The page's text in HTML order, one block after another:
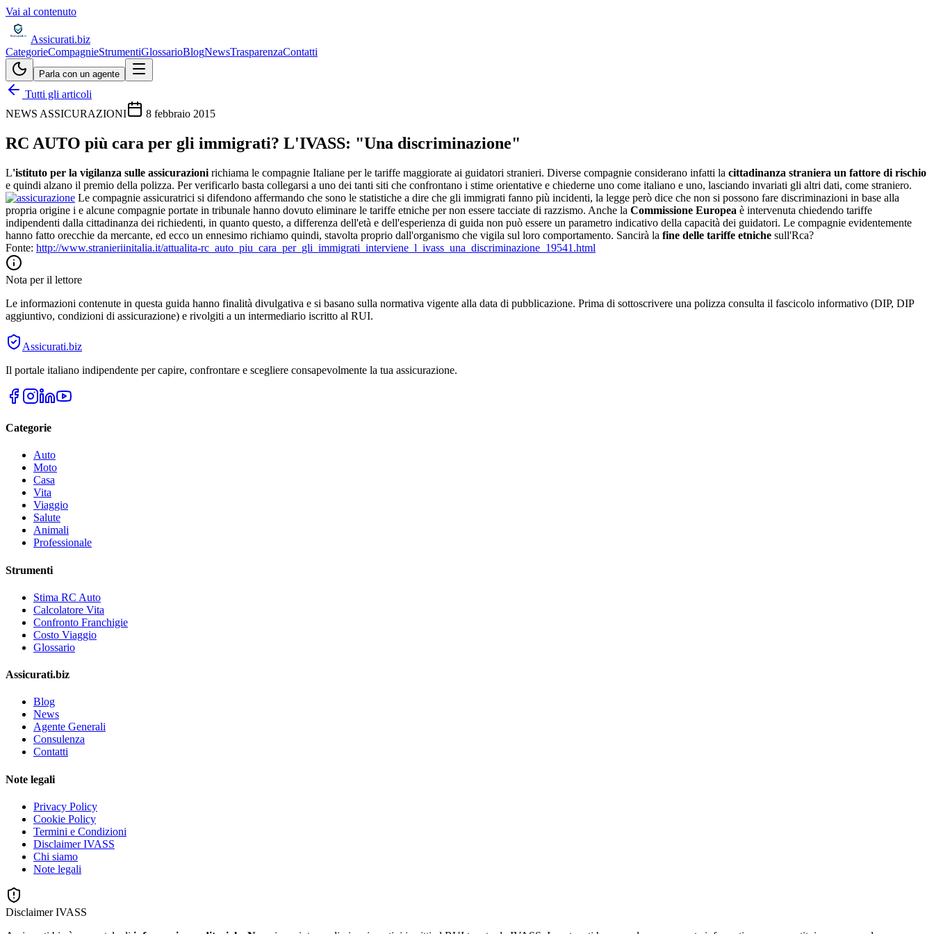
Vai al contenuto
Assicurati.biz
CategorieCompagnieStrumentiGlossarioBlogNewsTrasparenzaContatti
Parla con un agente
Tutti gli articoli
NEWS ASSICURAZIONI
8 febbraio 2015
RC AUTO più cara per gli immigrati? L'IVASS: "Una discriminazione"
L'istituto per la vigilanza sulle assicurazioni richiama le compagnie Italiane per le tariffe maggiorate ai guidatori stranieri. Diverse compagnie considerano infatti la cittadinanza straniera un fattore di rischio
e quindi alzano il premio della polizza. Per verificarlo basta collegarsi a uno dei tanti siti che confrontano i stime orientative e chiederne uno come italiano e uno, lasciando invariati gli altri dati, come straniero.
Le compagnie assicuratrici si difendono affermando che sono le statistiche a dire che gli immigrati fanno più incidenti, la legge però dice che non si possono fare discriminazioni in base alla
propria origine i e alcune compagnie portate in tribunale hanno dovuto eliminare le tariffe etniche per non essere tacciate di razzismo. Anche la Commissione Europea è intervenuta chiedendo tariffe
indipendenti dalla cittadinanza dei richiedenti, in quanto questo, a differenza dell'età e dell'esperienza di guida non può essere un parametro indicativo della capacità dei guidatori. Le compagnie evidentemente
hanno fatto orecchie da mercante, ed ecco un ennesimo richiamo quindi, stavolta proprio dall'organismo che vigila sul loro comportamento. Sancirà la fine delle tariffe etniche sull'Rca?
Fonte: http://www.stranieriinitalia.it/attualita-rc_auto_piu_cara_per_gli_immigrati_interviene_l_ivass_una_discriminazione_19541.html
Nota per il lettore
Le informazioni contenute in questa guida hanno finalità divulgativa e si basano sulla normativa vigente alla data di pubblicazione. Prima di sottoscrivere una polizza consulta il fascicolo informativo (DIP, DIP
aggiuntivo, condizioni di assicurazione) e rivolgiti a un intermediario iscritto al RUI.
Assicurati.biz
Il portale italiano indipendente per capire, confrontare e scegliere consapevolmente la tua assicurazione.
Categorie
Auto
Moto
Casa
Vita
Viaggio
Salute
Animali
Professionale
Strumenti
Stima RC Auto
Calcolatore Vita
Confronto Franchigie
Costo Viaggio
Glossario
Assicurati.biz
Blog
News
Agente Generali
Consulenza
Contatti
Note legali
Privacy Policy
Cookie Policy
Termini e Condizioni
Disclaimer IVASS
Chi siamo
Note legali
Disclaimer IVASS